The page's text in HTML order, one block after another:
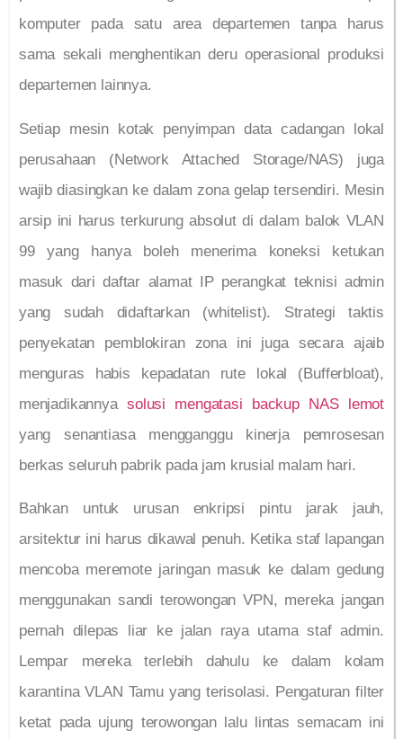
komputer pada satu area departemen tanpa harus
sama sekali menghentikan deru operasional produksi
departemen lainnya.
Setiap mesin kotak penyimpan data cadangan lokal
perusahaan (Network Attached Storage/NAS) juga
wajib diasingkan ke dalam zona gelap tersendiri. Mesin
arsip ini harus terkurung absolut di dalam balok VLAN
99 yang hanya boleh menerima koneksi ketukan
masuk dari daftar alamat IP perangkat teknisi admin
yang sudah didaftarkan (whitelist). Strategi taktis
penyekatan pemblokiran zona ini juga secara ajaib
menguras habis kepadatan rute lokal (Bufferbloat),
menjadikannyasolusi mengatasi backup NAS lemot
yang senantiasa mengganggu kinerja pemrosesan
berkas seluruh pabrik pada jam krusial malam hari.
Bahkan untuk urusan enkripsi pintu jarak jauh,
arsitektur ini harus dikawal penuh. Ketika staf lapangan
mencoba meremote jaringan masuk ke dalam gedung
menggunakan sandi terowongan VPN, mereka jangan
pernah dilepas liar ke jalan raya utama staf admin.
Lempar mereka terlebih dahulu ke dalam kolam
karantina VLAN Tamu yang terisolasi. Pengaturan filter
ketat pada ujung terowongan lalu lintas semacam ini